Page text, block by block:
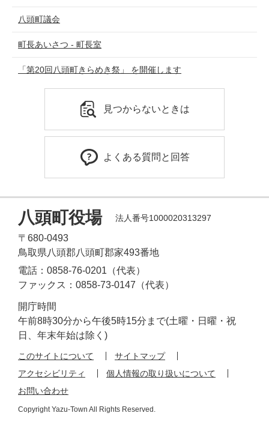
八頭町議会
町長あいさつ - 町長室
「第20回八頭町きらめき祭」 を開催します
見つからないときは
よくある質問と回答
八頭町役場 法人番号1000020313297
〒680-0493
鳥取県八頭郡八頭町郡家493番地
電話：0858-76-0201（代表）
ファックス：0858-73-0147（代表）
開庁時間
午前8時30分から午後5時15分まで(土曜・日曜・祝
日、年末年始は除く)
このサイトについて
サイトマップ
アクセシビリティ
個人情報の取り扱いについて
お問い合わせ
Copyright Yazu-Town All Rights Reserved.